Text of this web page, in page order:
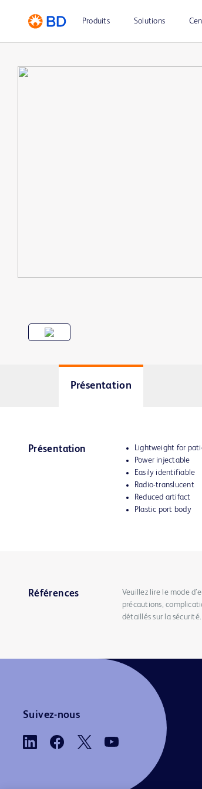
Produits Solutions
Présentation
Présentation
Lightweight for
Power injectable
Easily identifiable
Radio-translucent
Reduced artifact
Plastic port body
Références
Veuillez lire le mode
précautions,
détaillés sur la sécurité.
Suivez-nous